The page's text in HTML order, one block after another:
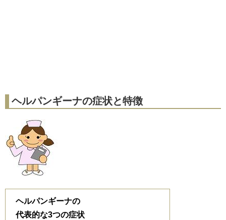
ヘルパンギーナの症状と特徴
ヘルパンギーナの
代表的な3つの症状